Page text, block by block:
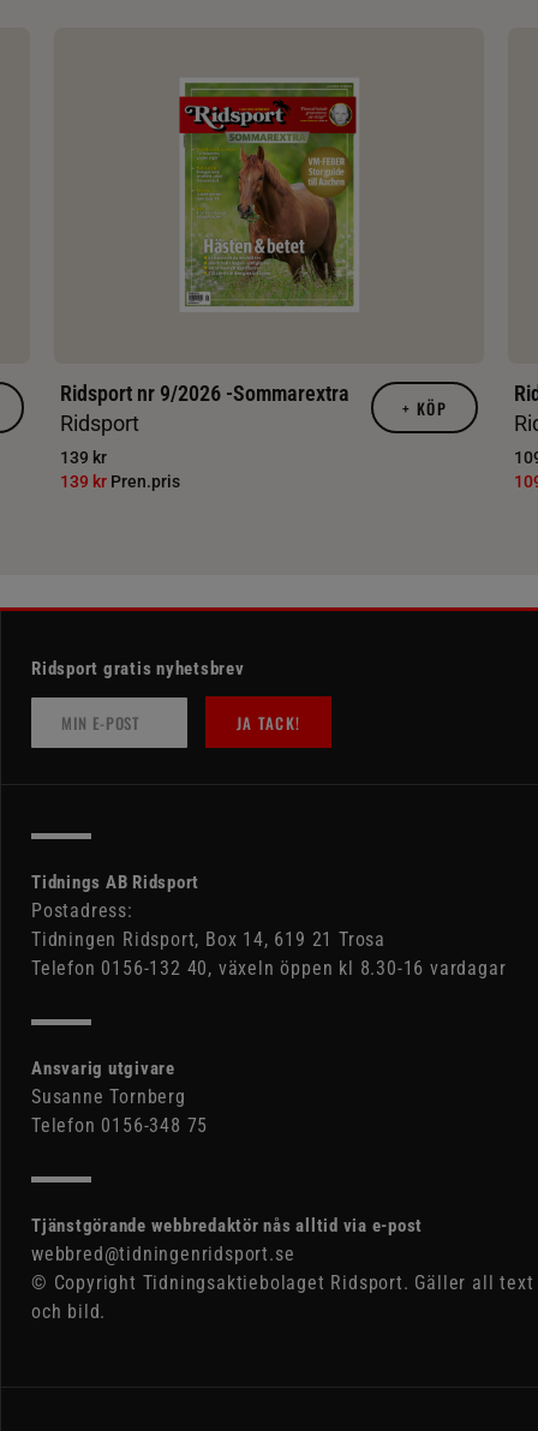
Ridsport nr 9/2026 -Sommarextra
Ridsport
139 kr
139 kr Pren.pris
+ KÖP
Ridsport gratis nyhetsbrev
JA TACK!
Tidnings AB Ridsport
Postadress:
Tidningen Ridsport, Box 14, 619 21 Trosa
Telefon 0156-132 40, växeln öppen kl 8.30-16 vardagar
Ansvarig utgivare
Susanne Tornberg
Telefon 0156-348 75
Tjänstgörande webbredaktör nås alltid via e-post
webbred@tidningenridsport.se
© Copyright Tidningsaktiebolaget Ridsport. Gäller all text
och bild.